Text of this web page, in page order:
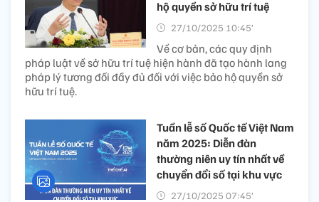
hộ quyền sở hữu trí tuệ
27/10/2025 10:45’
Về cơ bản, các quy định
pháp luật về sở hữu trí tuệ hiện hành đã tạo hành lang
pháp lý tương đối đầy đủ đối với việc bảo hộ quyền sở
hữu trí tuệ.
Tuần lễ số Quốc tế Việt Nam
năm 2025: Diễn đàn
thường niên uy tín nhất về
chuyển đổi số tại khu vực
27/10/2025 07:45’